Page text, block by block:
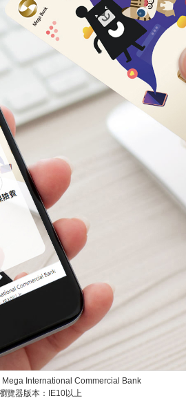
International Commercial Bank
覽器版本：IE10以上